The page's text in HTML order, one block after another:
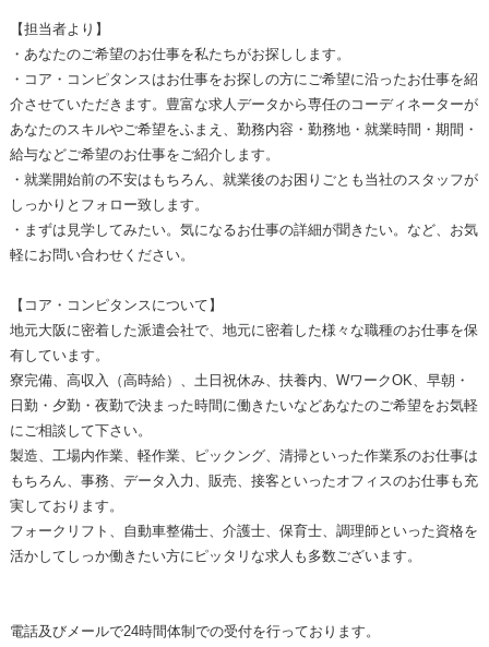
【担当者より】
・あなたのご希望のお仕事を私たちがお探しします。
・コア・コンピタンスはお仕事をお探しの方にご希望に沿ったお仕事を紹
介させていただきます。豊富な求人データから専任のコーディネーターが
あなたのスキルやご希望をふまえ、勤務内容・勤務地・就業時間・期間・
給与などご希望のお仕事をご紹介します。
・就業開始前の不安はもちろん、就業後のお困りごとも当社のスタッフが
しっかりとフォロー致します。
・まずは見学してみたい。気になるお仕事の詳細が聞きたい。など、お気
軽にお問い合わせください。
【コア・コンピタンスについて】
地元大阪に密着した派遣会社で、地元に密着した様々な職種のお仕事を保
有しています。
寮完備、高収入（高時給）、土日祝休み、扶養内、WワークOK、早朝・
日勤・夕勤・夜勤で決まった時間に働きたいなどあなたのご希望をお気軽
にご相談して下さい。
製造、工場内作業、軽作業、ピックング、清掃といった作業系のお仕事は
もちろん、事務、データ入力、販売、接客といったオフィスのお仕事も充
実しております。
フォークリフト、自動車整備士、介護士、保育士、調理師といった資格を
活かしてしっか働きたい方にピッタリな求人も多数ございます。
電話及びメールで24時間体制での受付を行っております。